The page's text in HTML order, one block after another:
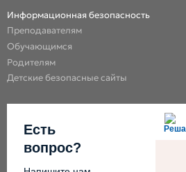
Информационная безопасность
Преподавателям
Обучающимся
Родителям
Детские безопасные сайты
Есть
вопрос?